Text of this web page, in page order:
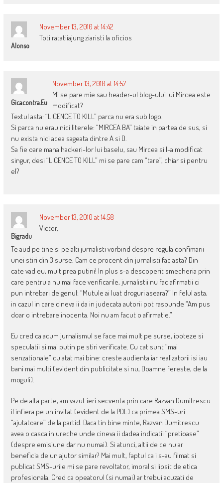
Alonso
November 13, 2010 at 14:42
Toti ratatiiajung ziaristi la oficios
Gicacontra.eu
November 13, 2010 at 14:57
Mi se pare mie sau header-ul blog-ului lui Mircea este
modificat?
Textul asta: “LICENCE TO KILL” parca nu era sub logo.
Si parca nu erau nici literele: “MIRCEA BA” taiate in partea de sus, si
nu exista nici acea sageata dintre A si D.
Sa fie oare mana hackeri-lor lui baselu, sau Mircea si l-a modificat
singur, desi “LICENCE TO KILL” mi se pare cam “tare”, chiar si pentru
el?
Bigradu
November 13, 2010 at 14:58
Victor,
Te aud pe tine si pe alti jurnalisti vorbind despre regula confimarii
unei stiri din 3 surse. Cam ce procent din jurnalisti fac asta? Din
cate vad eu, mult prea putini! In plus s-a descoperit smecheria prin
care pentru a nu mai face verificarile, jurnalistii nu fac afirmatii ci
pun intrebari de genul: “Mutule ai luat droguri aseara?” In felul asta,
in cazul in care cineva ii da in judecata autorii pot raspunde “Am pus
doar o intrebare inocenta. Noi nu am facut o afirmatie.”
Eu cred ca acum jurnalismul se face mai mult pe surse, ipoteze si
speculatii si mai putin pe stiri verificate. Cu cat sunt “mai
senzationale” cu atat mai bine: creste audienta iar realizatorii isi iau
bani mai multi (evident din publicitate si nu, Doamne fereste, de la
moguli).
Pe de alta parte, am vazut ieri secventa prin care Razvan Dumitrescu
il infiera pe un invitat (evident de la PDL) ca primea SMS-uri
“ajutatoare” de la partid. Daca tin bine minte, Razvan Dumitrescu
avea o casca in ureche unde cineva ii dadea indicatii “pretioase”
(despre emisiune dar nu numai). Si atunci, altii de ce nu ar
beneficia de un ajutor similar? Mai mult, faptul ca i s-au filmat si
publicat SMS-urile mi se pare revoltator, imoral si lipsit de etica
profesionala. Cred ca opeatorul (si numai) ar trebui acuzati de